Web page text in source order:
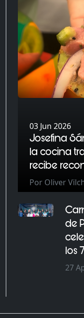
03 Jun 2026
Josefina
la cocina
recibe
Por Oliver
de
los
27